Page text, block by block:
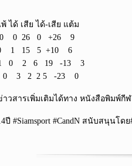
ได้ เสีย ได้-เสีย แต้ม
0 26 0 +26 9
1 15 5 +10 6
1 0 2 6 19 -13 3
0 3 2 2 5 -23 0
ารเพิ่มเติมได้ทาง หนังสือพิมพ์กีฬาส
#Siamsport #CandN สนับสนุนโดย